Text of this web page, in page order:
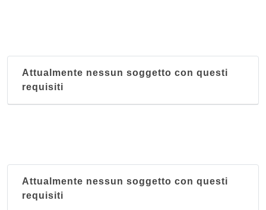
Attualmente nessun soggetto con questi
requisiti
Attualmente nessun soggetto con questi
requisiti